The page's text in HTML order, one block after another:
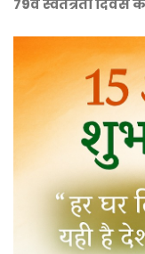
79वें स्वतंत्रता दिवस